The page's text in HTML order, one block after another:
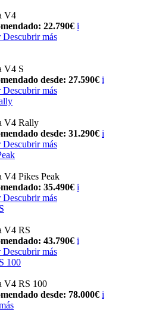
V4
22.790€ i
Descubrir más
V4 S
desde: 27.590€ i
Descubrir más
V4 Rally
desde: 31.290€ i
Descubrir más
V4 Pikes Peak
35.490€ i
Descubrir más
V4 RS
43.790€ i
Descubrir más
100
V4 RS 100
desde: 78.000€ i